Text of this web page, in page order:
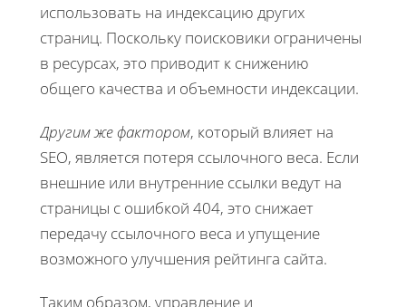
использовать на индексацию других
страниц. Поскольку поисковики ограничены
в ресурсах, это приводит к снижению
общего качества и объемности индексации.
Другим же фактором, который влияет на
SEO, является потеря ссылочного веса. Если
внешние или внутренние ссылки ведут на
страницы с ошибкой 404, это снижает
передачу ссылочного веса и упущение
возможного улучшения рейтинга сайта.
Таким образом, управление и